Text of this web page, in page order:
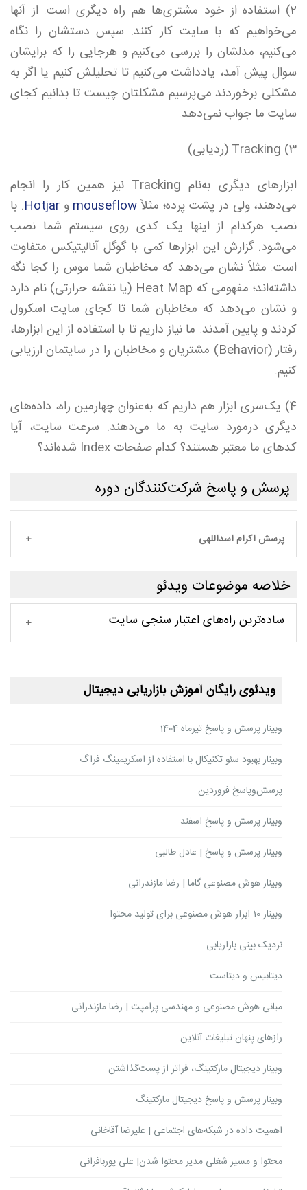
2) استفاده از خود مشتری‌ها هم راه دیگری است. از آنها
می‌خواهیم که با سایت کار کنند. سپس دستشان را نگاه
‌می‌کنیم، مدلشان را بررسی ‌می‌کنیم و هرجایی را که برایشان
سوال پیش آمد، یادداشت ‌می‌کنیم تا تحلیلش کنیم یا اگر به
مشکلی برخوردند می‌پرسیم مشکلتان چیست تا بدانیم کجای
سایت ما جواب نمی‌دهد.
3) Tracking (ردیابی)
ابزارهای دیگری به‌نام Tracking نیز همین کار را انجام
می‌دهند، ولی در پشت پرده؛ مثلاًmouseflow و Hotjar. با
نصب هرکدام از اینها یک کدی ‌روی‌ سیستم شما نصب
‌می‌شود. گزارش این ابزارها کمی‌ با گوگل آنالیتیکس متفاوت
است. مثلاً نشان می‌دهد که مخاطبان شما موس را کجا نگه
داشته‌اند؛ مفهومی که Heat Map (یا نقشه حرارتی) نام دارد
و نشان می‌دهد که مخاطبان شما تا کجای سایت اسکرول
کردند و پایین آمدند. ما نیاز داریم تا با استفاده از این ابزارها،
رفتار (Behavior) مشتریان و مخاطبان را در سایتمان ارزیابی
کنیم.
4) یک‌سری ابزار هم داریم که به‌عنوان چهارمین راه، داده‌های
دیگری درمورد سایت به ما می‌دهند. سرعت سایت، آیا
کدهای ما معتبر هستند؟ کدام صفحات Index شده‌اند؟
پرسش و پاسخ شرکت‌کنندگان دوره
پرسش اکرام اسداللهی
خلاصه موضوعات ویدئو
ساده‌ترین راه‌های اعتبار سنجی سایت
ویدئوی رایگان آموزش بازاریابی دیجیتال
وبینار پرسش و پاسخ تیرماه 1404
وبینار بهبود سئو تکنیکال با استفاده از اسکریمینگ فراگ
پرسش‌وپاسخ فروردین
وبینار پرسش و پاسخ اسفند
وبینار پرسش و پاسخ | عادل طالبی
وبینار هوش مصنوعی گاما | رضا مازندرانی
وبینار 10 ابزار هوش مصنوعی برای تولید محتوا
نزدیک بینی بازاریابی
دیتابیس و دیتاست
مبانی هوش مصنوعی و مهندسی پرامپت | رضا مازندرانی
رازهای پنهان تبلیغات آنلاین
وبینار دیجیتال مارکتینگ، فراتر از پست‌گذاشتن
وبینار پرسش و پاسخ دیجیتال مارکتینگ
اهمیت داده در شبکه‌های اجتماعی | علیرضا آقاخانی
محتوا و مسیر شغلی مدیر محتوا شدن| علی پوربافرانی